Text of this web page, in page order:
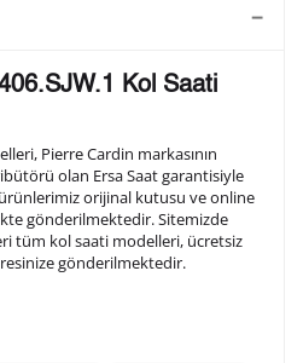
ile formda belirtmiş
10/ 10
Kol Saati
Pierre Cardin markasının
olan Ersa Saat garantisiyle
orijinal kutusu ve online
gönderilmektedir. Sitemizde
tüm kol saati modelleri, ücretsiz
gönderilmektedir.